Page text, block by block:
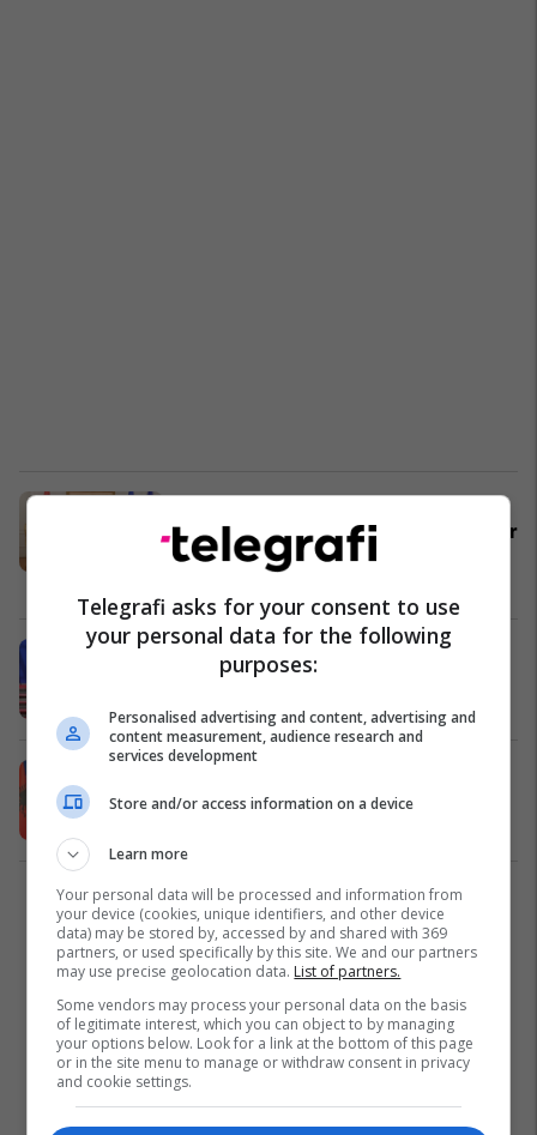
kërkon vazhdimin e mbështetjes për
rrugën euroatlantike të Kosovës
​Kurti takon ministrin e jashtëm të
Shqipërisë
Politikë 31/05/2026
jashtëm të Shqipërisë
1
Telegrafi asks for your consent to use
your personal data for the following
purposes:
Personalised advertising and content, advertising and
content measurement, audience research and
services development
Store and/or access information on a device
Learn more
Your personal data will be processed and information from
your device (cookies, unique identifiers, and other device
data) may be stored by, accessed by and shared with 369
partners, or used specifically by this site. We and our partners
may use precise geolocation data. List of partners.
Some vendors may process your personal data on the basis
of legitimate interest, which you can object to by managing
your options below. Look for a link at the bottom of this page
or in the site menu to manage or withdraw consent in privacy
and cookie settings.